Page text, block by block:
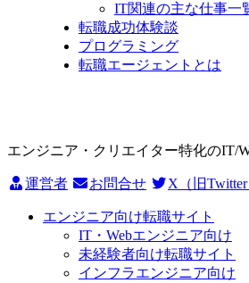
IT関連の主な仕事一
転職成功体験談
プログラミング
転職エージェントとは
エンジニア・クリエイター特化のIT/
運営者 お問合せ X（旧Twitter
エンジニア向け転職サイト
IT・Webエンジニア向け
未経験者向け転職サイト
インフラエンジニア向け